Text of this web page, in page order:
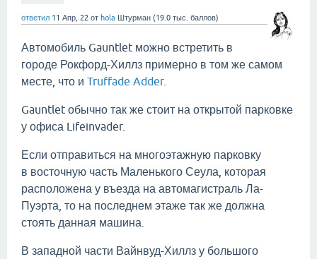
ответил 11 Апр, 22 от hola Штурман (19.0 тыс. баллов)
Автомобиль Gauntlet можно встретить в
городе Рокфорд-Хиллз примерно в том же самом
месте, что и Truffade Adder.
Gauntlet обычно так же стоит на открытой парковке
у офиса Lifeinvader.
Если отправиться на многоэтажную парковку
в восточную часть Маленького Сеула, которая
расположена у въезда на автомагистраль Ла-
Пуэрта, то на последнем этаже так же должна
стоять данная машина.
В западной части Вайнвуд-Хиллз у большого